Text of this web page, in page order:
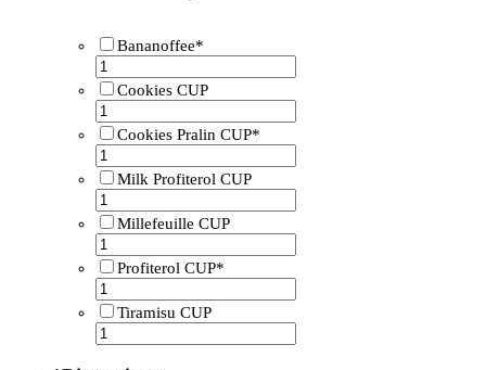
Bananoffee*
Cookies CUP
Cookies Pralin CUP*
Milk Profiterol CUP
Millefeuille CUP
Profiterol CUP*
Tiramisu CUP